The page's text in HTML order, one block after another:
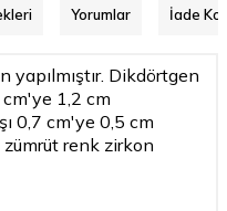
Yorumlar İade
yapılmıştır. Dikdörtgen
1,2 cm
0,7 cm'ye 0,5 cm
zümrüt renk zirkon